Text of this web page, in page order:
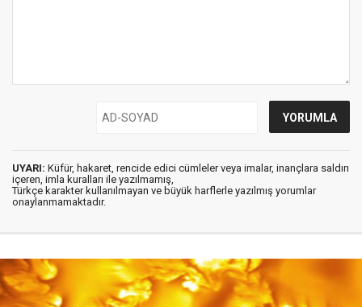
UYARI: Küfür, hakaret, rencide edici cümleler veya imalar, inançlara saldırı
içeren, imla kuralları ile yazılmamış,
Türkçe karakter kullanılmayan ve büyük harflerle yazılmış yorumlar
onaylanmamaktadır.